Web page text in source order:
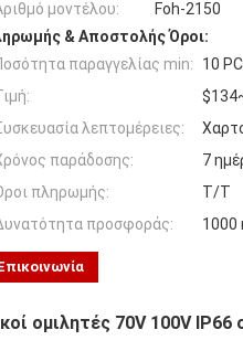
μοντέλου:
Foh-2150
& Αποστολής Όροι:
παραγγελίας min:
10 PC
λεπτομέρειες:
παράδοσης:
7
πληρωμής:
T/T
προσφοράς:
1000
ομιλητές 70V 100V